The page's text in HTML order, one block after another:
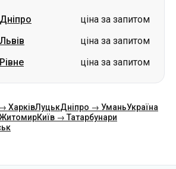
Дніпро
ціна за запитом
Львів
ціна за запитом
Рівне ціна за запитом
ХарківЛуцькДніпро → УманьУкраїна
Київ → Татарбунари